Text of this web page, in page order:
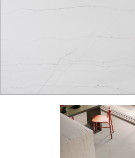
ΕΡΓΑ
ΚΑΤΑΛΟΓΟΣ
BLOG
ΕΠΙΚΟΙΝΩΝΙΑ